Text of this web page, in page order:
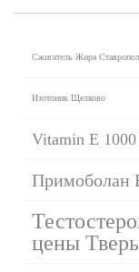
Сжигатель Жира
Изотоник Щелково
Vitamin E 1000
Примоболан
цены Тверь